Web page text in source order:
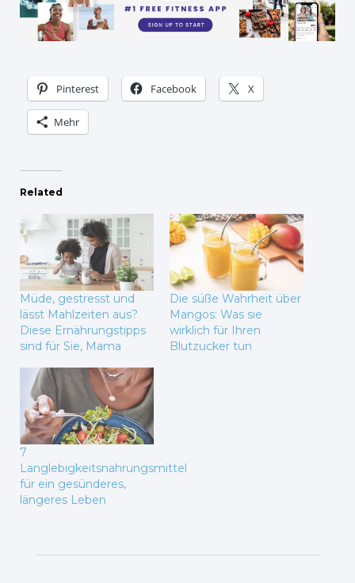
Pinterest Facebook X
Mehr
Related
Müde, gestresst und
lässt Mahlzeiten aus?
Diese Ernährungstipps
sind für Sie, Mama
Die süße Wahrheit über
Mangos: Was sie
wirklich für Ihren
Blutzucker tun
7
Langlebigkeitsnahrungsmittel
für ein gesünderes,
längeres Leben